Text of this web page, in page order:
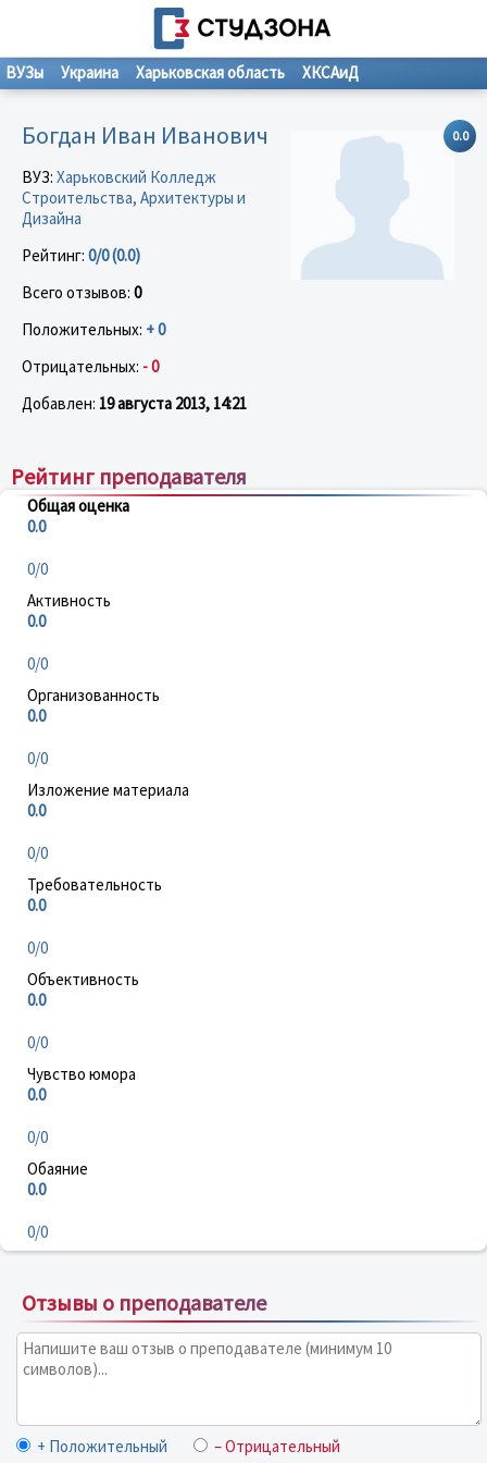
ВУЗы Украина Харьковская область ХКСАиД
0.0
Богдан Иван Иванович
ВУЗ: Харьковский Колледж
Строительства, Архитектуры и
Дизайна
Рейтинг: 0/0 (0.0)
Всего отзывов: 0
Положительных: + 0
Отрицательных: - 0
Добавлен: 19 августа 2013, 14:21
Рейтинг преподавателя
Общая оценка
0.0
0/0
Активность
0.0
0/0
Организованность
0.0
0/0
Изложение материала
0.0
0/0
Требовательность
0.0
0/0
Объективность
0.0
0/0
Чувство юмора
0.0
0/0
Обаяние
0.0
0/0
Отзывы о преподавателе
+ Положительный – Отрицательный